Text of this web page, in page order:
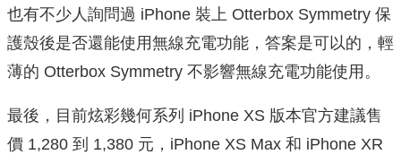
也有不少人詢問過 iPhone 裝上 Otterbox Symmetry 保
護殼後是否還能使用無線充電功能，答案是可以的，輕
薄的 Otterbox Symmetry 不影響無線充電功能使用。
最後，目前炫彩幾何系列 iPhone XS 版本官方建議售
價 1,280 到 1,380 元，iPhone XS Max 和 iPhone XR